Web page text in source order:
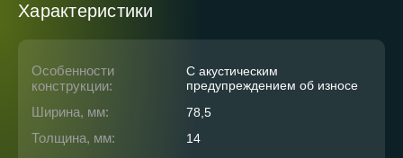
Характеристики
Особенности
конструкции:
С акустическим
предупреждением об износе
Ширина, мм: 78,5
Толщина, мм: 14